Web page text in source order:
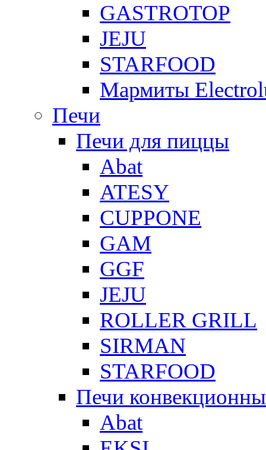
GASTROTOP
JEJU
STARFOOD
Мармиты
Печи
Печи для пиццы
Abat
ATESY
CUPPONE
GAM
GGF
JEJU
ROLLER GRILL
SIRMAN
STARFOOD
Печи
Abat